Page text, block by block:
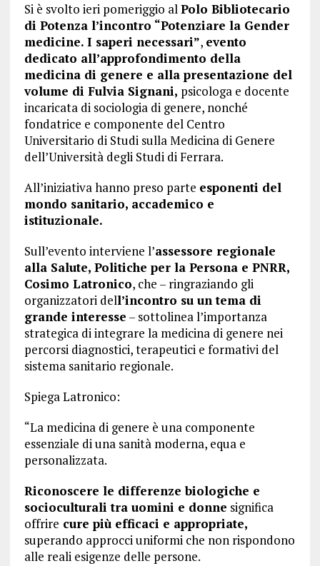
Si è svolto ieri pomeriggio alPolo Bibliotecario
di Potenza l’incontro “Potenziare la Gender
medicine. I saperi necessari”, evento
dedicato all’approfondimento della
medicina di genere e alla presentazione del
volume di Fulvia Signani, psicologa e docente
incaricata di sociologia di genere, nonché
fondatrice e componente del Centro
Universitario di Studi sulla Medicina di Genere
dell’Università degli Studi di Ferrara.
All’iniziativa hanno preso parte esponenti del
mondo sanitario, accademico e
istituzionale.
Sull’evento interviene l’assessore regionale
alla Salute, Politiche per la Persona e PNRR,
Cosimo Latronico, che – ringraziando gli
organizzatori dell’incontro su un tema di
grande interesse – sottolinea l’importanza
strategica di integrare la medicina di genere nei
percorsi diagnostici, terapeutici e formativi del
sistema sanitario regionale.
Spiega Latronico:
“La medicina di genere è una componente
essenziale di una sanità moderna, equa e
personalizzata.
Riconoscere le differenze biologiche e
socioculturali tra uomini e donne significa
offrire cure più efficaci e appropriate,
superando approcci uniformi che non rispondono
alle reali esigenze delle persone.